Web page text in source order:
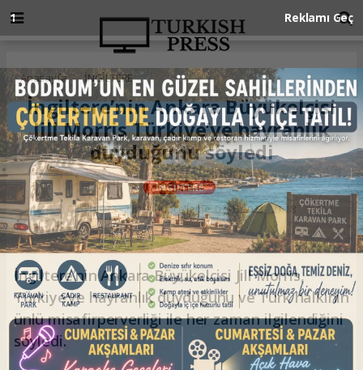
Anasayfa İNGİLTERE
İngiltere’nin Ankara Büyükelçisi
Jill Morris Türkiye’ye hayranlık
duyduğunu söyledi
İNGİLTERE
07.06.2023 - 21:18, Güncelleme: 07.06.2023 - 21:18
İngiltere’nin Ankara Büyükelçisi Jill Morris,
Türkiye’ye hayranlık duyduğunu ve Türk halkının
ünlü misafirperverliği ile her zaman ilgilendiğini
söyledi.